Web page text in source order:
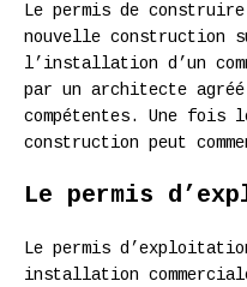
Le permis de
nouvelle construction
l’installation d’un
par un architecte
compétentes. Une fois
construction peut
Le permis
Le permis
installation